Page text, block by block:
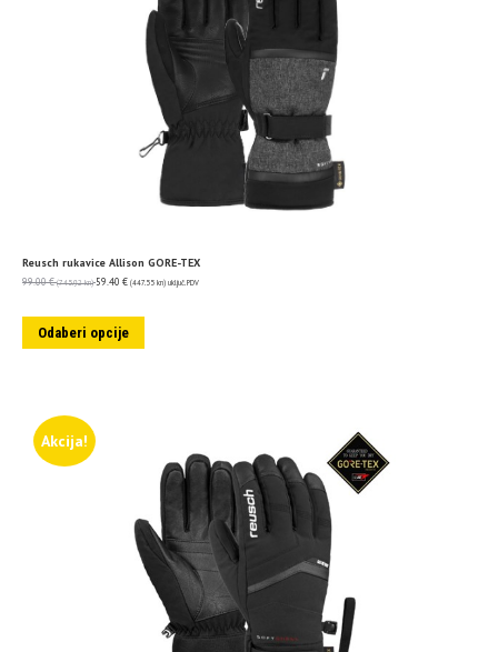
Reusch rukavice Allison GORE-TEX
99.00€ (745.92 kn) 59.40 € (447.55 kn) uključ. PDV
Odaberi opcije
Akcija!